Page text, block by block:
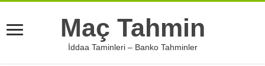
Maç Tahmin
İddaa Taminleri – Banko Tahminler